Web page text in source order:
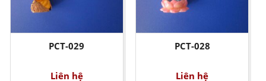
PCT-029
Liên hệ
PCT-028
Liên hệ